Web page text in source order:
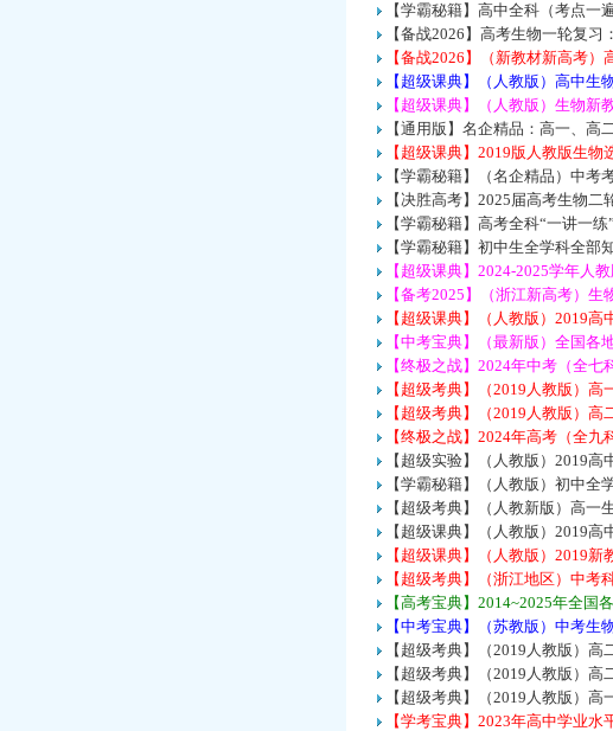
【学霸秘籍】高中全科（考点一
【备战2026】高考生物一轮复习
【备战2026】（新教材新高考
【超级课典】（人教版）高中生
【超级课典】（人教版）生物新
【通用版】名企精品：高一、高
【超级课典】2019版人教版生物
【学霸秘籍】（名企精品）中考
【决胜高考】2025届高考生物
【学霸秘籍】高考全科“一讲一
【学霸秘籍】初中生全学科全部
【超级课典】2024-2025学年人
【备考2025】（浙江新高考）生
【超级课典】（人教版）2019
【中考宝典】（最新版）全国各
【终极之战】2024年中考（全七
【超级考典】（2019人教版）高
【超级考典】（2019人教版）高
【终极之战】2024年高考（全九
【超级实验】（人教版）2019
【学霸秘籍】（人教版）初中全
【超级考典】（人教新版）高一
【超级课典】（人教版）2019
【超级课典】（人教版）2019
【超级考典】（浙江地区）中考
【高考宝典】2014~2025年全国
【中考宝典】（苏教版）中考生
【超级考典】（2019人教版）
【超级考典】（2019人教版）
【超级考典】（2019人教版）
【学考宝典】2023年高中学业水